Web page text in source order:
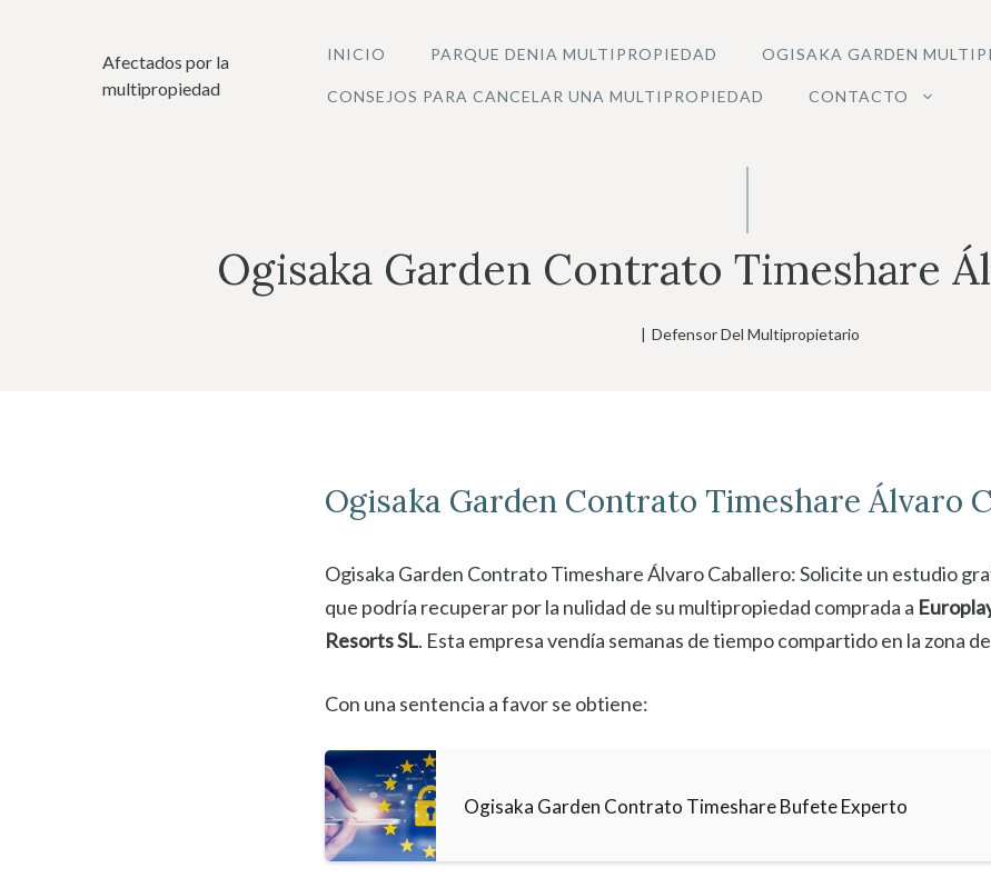
Afectados por la
multipropiedad
INICIO PARQUE DENIA MULTIPROPIEDAD OGISAKA GARDEN
CONSEJOS PARA CANCELAR UNA MULTIPROPIEDAD CONTACTO
Ogisaka Garden Contrato Timeshare
| Defensor Del Multipropietario
Ogisaka Garden Contrato Timeshare Álvaro
Ogisaka Garden Contrato Timeshare Álvaro Caballero: Solicite un estudio
que podría recuperar por la nulidad de su multipropiedad comprada a
Resorts SL. Esta empresa vendía semanas de tiempo compartido en la zona
Con una sentencia a favor se obtiene:
Ogisaka Garden Contrato Timeshare Bufete Experto